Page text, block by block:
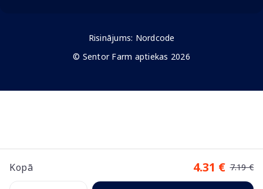
Kopā 4.31 € 7.19 €
Risinājums: Nordcode
© Sentor Farm aptiekas 2026